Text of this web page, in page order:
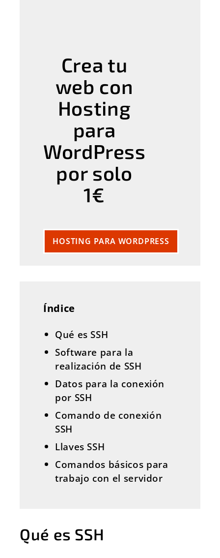
Crea tu
web con
Hosting
para
WordPress
por solo
1€
HOSTING PARA WORDPRESS
Índice
Qué es SSH
Software para la
realización de SSH
Datos para la conexión
por SSH
Comando de conexión
SSH
Llaves SSH
Comandos básicos para
trabajo con el servidor
Qué es SSH